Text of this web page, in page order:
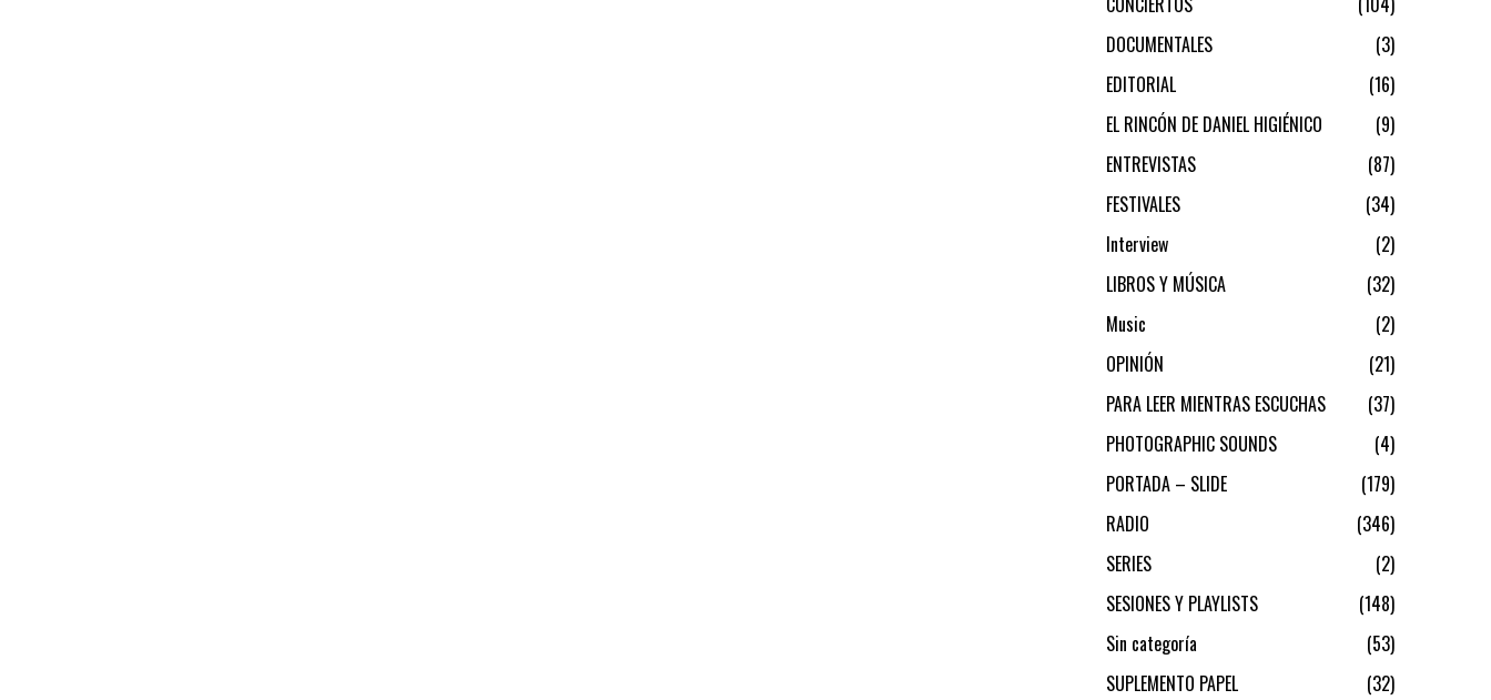
DOCUMENTALES
3
EDITORIAL
16
EL RINCÓN DE DANIEL HIGIÉNICO
9
ENTREVISTAS
87
FESTIVALES
34
Interview
2
LIBROS Y MÚSICA
32
Music
2
OPINIÓN
21
PARA LEER MIENTRAS ESCUCHAS
37
PHOTOGRAPHIC SOUNDS
4
PORTADA – SLIDE
179
RADIO
346
SERIES
2
SESIONES Y PLAYLISTS
148
Sin categoría
53
SUPLEMENTO PAPEL
32